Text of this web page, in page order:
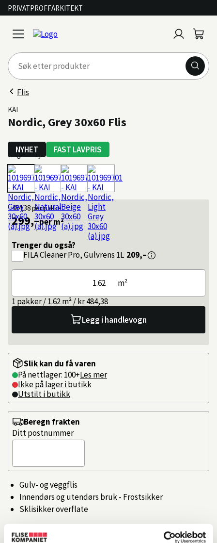
PRIVATPROFFARKITEKT
open
menu
inn
Flis
NYHET FAST LAVPRIS
KAI
Nordic, Grey 30x60 Flis
Farge: Grey
484,38per pakke
299,–per m²
Trenger du også?
FILACleaner Pro, Gulvrens 1L 209,–
m²
1 pakker / 1.62 m² / kr 484,38
Legg i handlevogn
Slik kan du få varen
På nettlager: 100+Les mer
Ikke på lager i butikk
Utstilt i butikk
Gulv- og veggflis
Innendørs og utendørs bruk - Frostsikker
Sklisikker overflate
Beregn frakten
Ditt postnummer